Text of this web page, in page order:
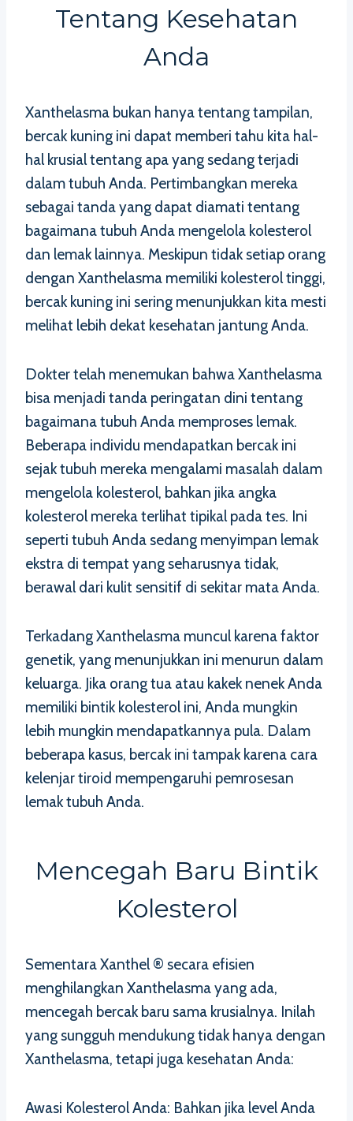
Tentang Kesehatan
Anda
Xanthelasma bukan hanya tentang tampilan,
bercak kuning ini dapat memberi tahu kita hal-
hal krusial tentang apa yang sedang terjadi
dalam tubuh Anda. Pertimbangkan mereka
sebagai tanda yang dapat diamati tentang
bagaimana tubuh Anda mengelola kolesterol
dan lemak lainnya. Meskipun tidak setiap orang
dengan Xanthelasma memiliki kolesterol tinggi,
bercak kuning ini sering menunjukkan kita mesti
melihat lebih dekat kesehatan jantung Anda.
Dokter telah menemukan bahwa Xanthelasma
bisa menjadi tanda peringatan dini tentang
bagaimana tubuh Anda memproses lemak.
Beberapa individu mendapatkan bercak ini
sejak tubuh mereka mengalami masalah dalam
mengelola kolesterol, bahkan jika angka
kolesterol mereka terlihat tipikal pada tes. Ini
seperti tubuh Anda sedang menyimpan lemak
ekstra di tempat yang seharusnya tidak,
berawal dari kulit sensitif di sekitar mata Anda.
Terkadang Xanthelasma muncul karena faktor
genetik, yang menunjukkan ini menurun dalam
keluarga. Jika orang tua atau kakek nenek Anda
memiliki bintik kolesterol ini, Anda mungkin
lebih mungkin mendapatkannya pula. Dalam
beberapa kasus, bercak ini tampak karena cara
kelenjar tiroid mempengaruhi pemrosesan
lemak tubuh Anda.
Mencegah Baru Bintik
Kolesterol
Sementara Xanthel ® secara efisien
menghilangkan Xanthelasma yang ada,
mencegah bercak baru sama krusialnya. Inilah
yang sungguh mendukung tidak hanya dengan
Xanthelasma, tetapi juga kesehatan Anda:
Awasi Kolesterol Anda: Bahkan jika level Anda